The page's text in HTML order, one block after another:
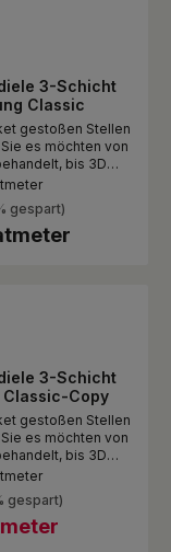
3-Schicht
Classic
gestoßen Stellen
es möchten von
bis 3D
Bitte
Oberflächen
teilweise
gespart)
3-Schicht
Classic-Copy
gestoßen Stellen
es möchten von
bis 3D
Bitte
Oberflächen
teilweise
gespart)